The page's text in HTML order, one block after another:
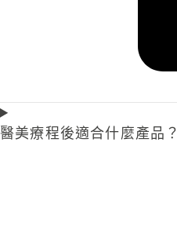
醫美療程後適合什麼產品？​